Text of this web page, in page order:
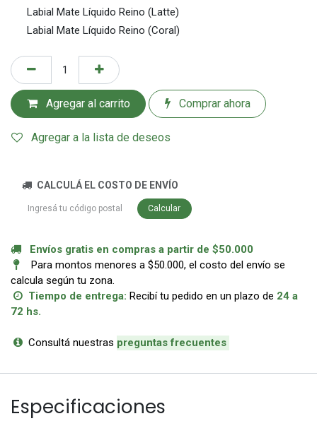
Labial Mate Líquido Reino (Latte)
Labial Mate Líquido Reino (Coral)
Agregar al carrito Comprar ahora
Agregar a la lista de deseos
CALCULÁ EL COSTO DE ENVÍO
Calcular
Envíos gratis en compras a partir de $50.000
Para montos menores a $50.000, el costo del envío se
calcula según tu zona.
Tiempo de entrega: Recibí tu pedido en un plazo de 24 a
72 hs.
Consultá nuestras preguntas frecuentes
Especificaciones